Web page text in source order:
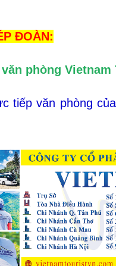
ĐOÀN:
phòng Vietnam
tiếp văn phòng